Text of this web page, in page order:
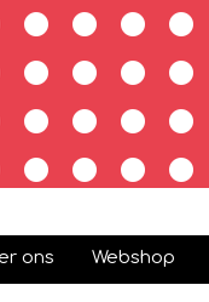
ons Webshop